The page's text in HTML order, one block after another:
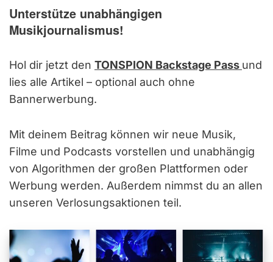
Unterstütze unabhängigen
Musikjournalismus!
Hol dir jetzt den TONSPION Backstage Pass und
lies alle Artikel – optional auch ohne
Bannerwerbung.
Mit deinem Beitrag können wir neue Musik,
Filme und Podcasts vorstellen und unabhängig
von Algorithmen der großen Plattformen oder
Werbung werden. Außerdem nimmst du an allen
unseren Verlosungsaktionen teil.